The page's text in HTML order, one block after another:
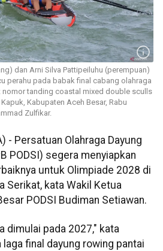
dan Arni Silva Pattipeiluhu (perempuan)
perahu pada babak final cabang olahraga
tanding coastal mixed double sculls
Kabupaten Aceh Besar, Rabu
Zulfikar.
- Persatuan Olahraga Dayung
PODSI) segera menyiapkan
untuk Olimpiade 2028 di
Serikat, kata Wakil Ketua
PODSI Budiman Setiawan.
dimulai pada 2027," kata
final dayung rowing pantai